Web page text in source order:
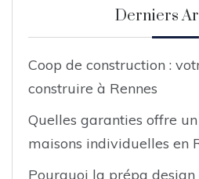
Derniers
Coop de construction :
construire à Rennes
Quelles garanties offre
maisons individuelles en
Pourquoi la prépa design